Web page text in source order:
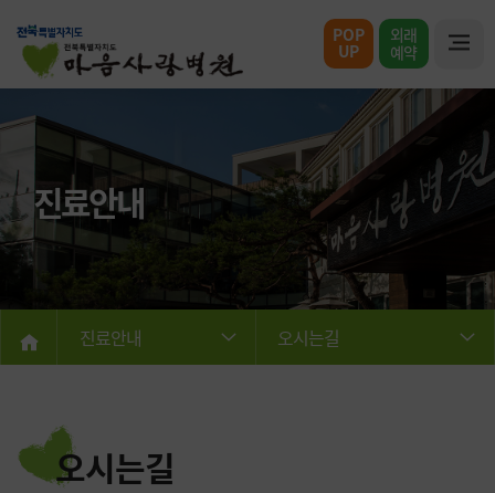
POP
UP
외래
예약
진료안내
진료안내 오시는길
오시는길